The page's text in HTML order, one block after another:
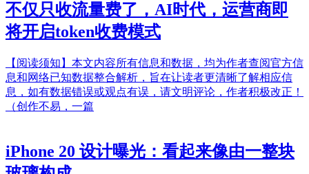
不仅只收流量费了，AI时代，运营商即
将开启token收费模式
【阅读须知】本文内容所有信息和数据，均为作者查阅官方信
息和网络已知数据整合解析，旨在让读者更清晰了解相应信
息，如有数据错误或观点有误，请文明评论，作者积极改正！
（创作不易，一篇
iPhone 20 设计曝光：看起来像由一整块